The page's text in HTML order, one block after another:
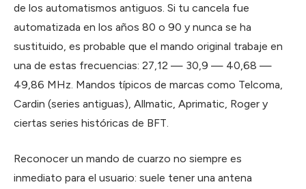
de los automatismos antiguos. Si tu cancela fue
automatizada en los años 80 o 90 y nunca se ha
sustituido, es probable que el mando original trabaje en
una de estas frecuencias: 27,12 — 30,9 — 40,68 —
49,86 MHz. Mandos típicos de marcas como Telcoma,
Cardin (series antiguas), Allmatic, Aprimatic, Roger y
ciertas series históricas de BFT.
Reconocer un mando de cuarzo no siempre es
inmediato para el usuario: suele tener una antena